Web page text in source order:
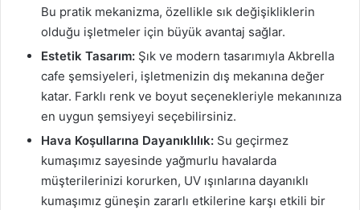
Bu pratik mekanizma, özellikle sık değişikliklerin
olduğu işletmeler için büyük avantaj sağlar.
Estetik Tasarım: Şık ve modern tasarımıyla Akbrella
cafe şemsiyeleri, işletmenizin dış mekanına değer
katar. Farklı renk ve boyut seçenekleriyle mekanınıza
en uygun şemsiyeyi seçebilirsiniz.
Hava Koşullarına Dayanıklılık: Su geçirmez
kumaşımız sayesinde yağmurlu havalarda
müşterilerinizi korurken, UV ışınlarına dayanıklı
kumaşımız güneşin zararlı etkilerine karşı etkili bir